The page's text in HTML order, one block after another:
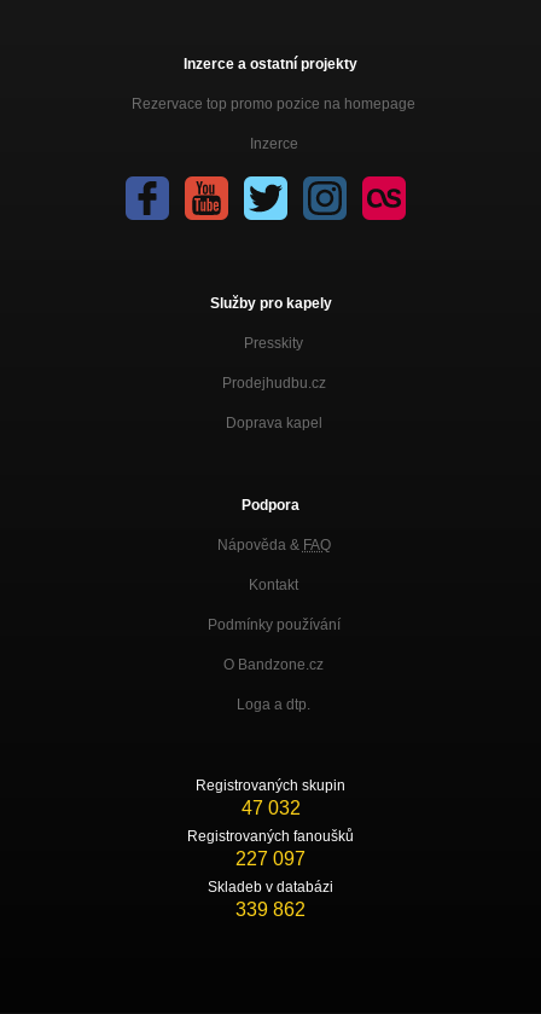
Inzerce a ostatní projekty
Rezervace top promo pozice na homepage
Inzerce
Služby pro kapely
Presskity
Prodejhudbu.cz
Doprava kapel
Podpora
Nápověda & FAQ
Kontakt
Podmínky používání
O Bandzone.cz
Loga a dtp.
Registrovaných skupin
47 032
Registrovaných fanoušků
227 097
Skladeb v databázi
339 862